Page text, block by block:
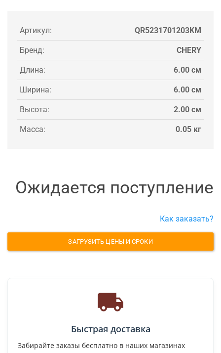
Артикул: QR5231701203KM
Бренд: CHERY
Длина: 6.00 см
Ширина: 6.00 см
Высота: 2.00 см
Масса: 0.05 кг
Ожидается поступление
Как заказать?
ЗАГРУЗИТЬ ЦЕНЫ И СРОКИ
Быстрая доставка
Забирайте заказы бесплатно в наших магазинах